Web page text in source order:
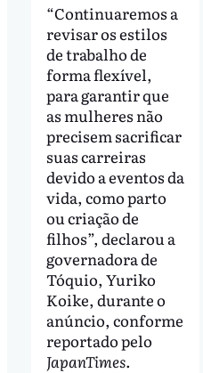
“Continuaremos a
revisar os estilos
de trabalho de
forma flexível,
para garantir que
as mulheres não
precisem sacrificar
suas carreiras
devido a eventos da
vida, como parto
ou criação de
filhos”, declarou a
governadora de
Tóquio, Yuriko
Koike, durante o
anúncio, conforme
reportado pelo
JapanTimes.